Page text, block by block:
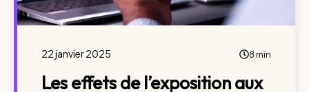
22 janvier 2025 8 min
Les effets de l’exposition aux